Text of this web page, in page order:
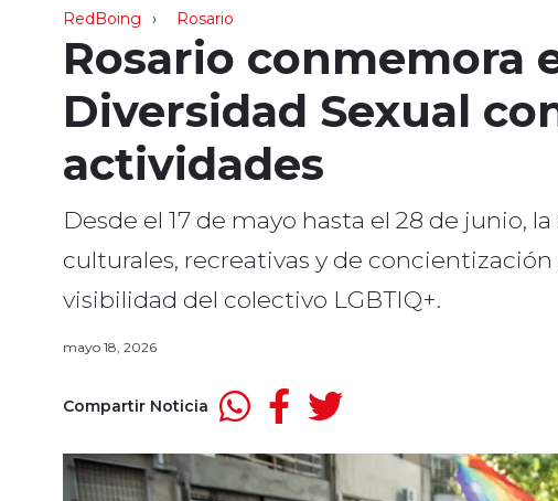
RedBoing Rosario
Rosario conmemora
Diversidad Sexual
actividades
Desde el 17 de mayo hasta el 28 de junio,
culturales, recreativas y de
visibilidad del colectivo LGBTIQ+.
mayo 18, 2026
Compartir Noticia